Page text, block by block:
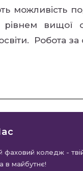
можливість
рівнем вищої
Робота
фаховий коледж -
в майбутнє!